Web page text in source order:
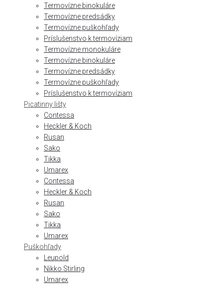
Termovízne binokuláre
Termovízne predsádky
Termovízne puškohľady
Príslušenstvo k termovíziam
Termovízne monokuláre
Termovízne binokuláre
Termovízne predsádky
Termovízne puškohľady
Príslušenstvo k termovíziam
Picatinny lišty
Contessa
Heckler & Koch
Rusan
Sako
Tikka
Umarex
Contessa
Heckler & Koch
Rusan
Sako
Tikka
Umarex
Puškohľady
Leupold
Nikko Stirling
Umarex